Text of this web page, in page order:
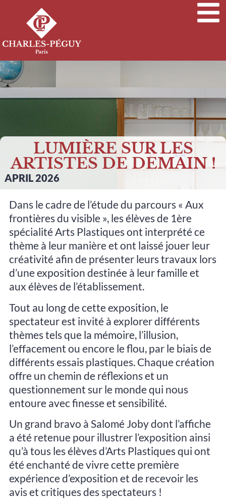
LUMIÈRE SUR LES
ARTISTES DE DEMAIN !
APRIL 2026
Dans le cadre de l’étude du parcours « Aux
frontières du visible », les élèves de 1ère
spécialité Arts Plastiques ont interprété ce
thème à leur manière et ont laissé jouer leur
créativité afin de présenter leurs travaux lors
d’une exposition destinée à leur famille et
aux élèves de l’établissement.
Tout au long de cette exposition, le
spectateur est invité à explorer différents
thèmes tels que la mémoire, l’illusion,
l’effacement ou encore le flou, par le biais de
différents essais plastiques. Chaque création
offre un chemin de réflexions et un
questionnement sur le monde qui nous
entoure avec finesse et sensibilité.
Un grand bravo à Salomé Joby dont l’affiche
a été retenue pour illustrer l’exposition ainsi
qu’à tous les élèves d’Arts Plastiques qui ont
été enchanté de vivre cette première
expérience d’exposition et de recevoir les
avis et critiques des spectateurs !